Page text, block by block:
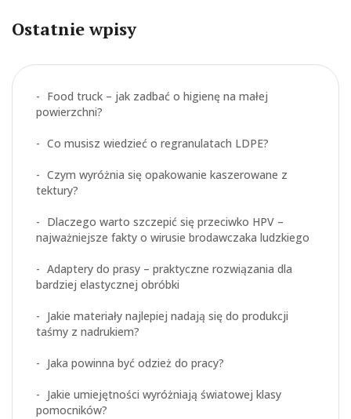
Ostatnie wpisy
Food truck – jak zadbać o higienę na małej
powierzchni?
Co musisz wiedzieć o regranulatach LDPE?
Czym wyróżnia się opakowanie kaszerowane z
tektury?
Dlaczego warto szczepić się przeciwko HPV –
najważniejsze fakty o wirusie brodawczaka ludzkiego
Adaptery do prasy – praktyczne rozwiązania dla
bardziej elastycznej obróbki
Jakie materiały najlepiej nadają się do produkcji
taśmy z nadrukiem?
Jaka powinna być odzież do pracy?
Jakie umiejętności wyróżniają światowej klasy
pomocników?